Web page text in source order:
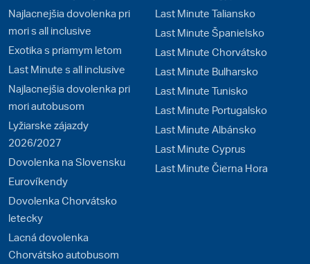
Najlacnejšia dovolenka pri
mori s all inclusive
Exotika s priamym letom
Last Minute s all inclusive
Najlacnejšia dovolenka pri
mori autobusom
Lyžiarske zájazdy
2026/2027
Dovolenka na Slovensku
Eurovíkendy
Dovolenka Chorvátsko
letecky
Lacná dovolenka
Chorvátsko autobusom
Last Minute Taliansko
Last Minute Španielsko
Last Minute Chorvátsko
Last Minute Bulharsko
Last Minute Tunisko
Last Minute Portugalsko
Last Minute Albánsko
Last Minute Cyprus
Last Minute Čierna Hora